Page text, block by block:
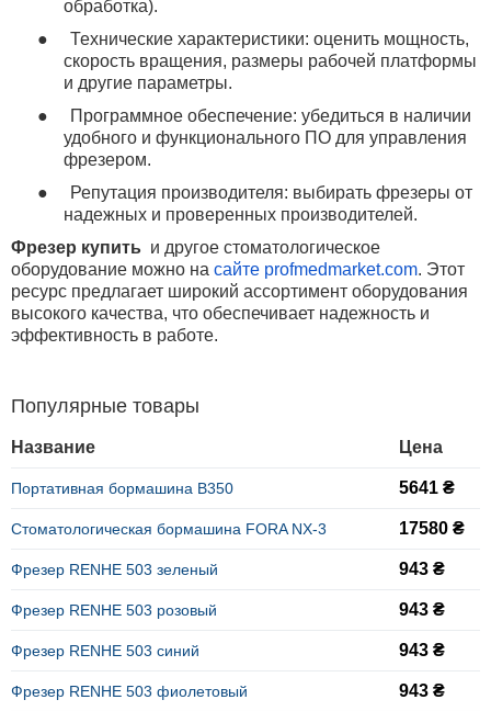
обработка).
●
Технические характеристики: оценить мощность,
скорость вращения, размеры рабочей платформы
и другие параметры.
●
Программное обеспечение: убедиться в наличии
удобного и функционального ПО для управления
фрезером.
●
Репутация производителя: выбирать фрезеры от
надежных и проверенных производителей.
Фрезер купить и другое стоматологическое
оборудование можно на сайте profmedmarket.com. Этот
ресурс предлагает широкий ассортимент оборудования
высокого качества, что обеспечивает надежность и
эффективность в работе.
Популярные товары
Название Цена
Портативная бормашина B350 5641 ₴
Стоматологическая бормашина FORA NX-3 17580 ₴
Фрезер RENHE 503 зеленый 943 ₴
Фрезер RENHE 503 розовый 943 ₴
Фрезер RENHE 503 синий 943 ₴
Фрезер RENHE 503 фиолетовый 943 ₴